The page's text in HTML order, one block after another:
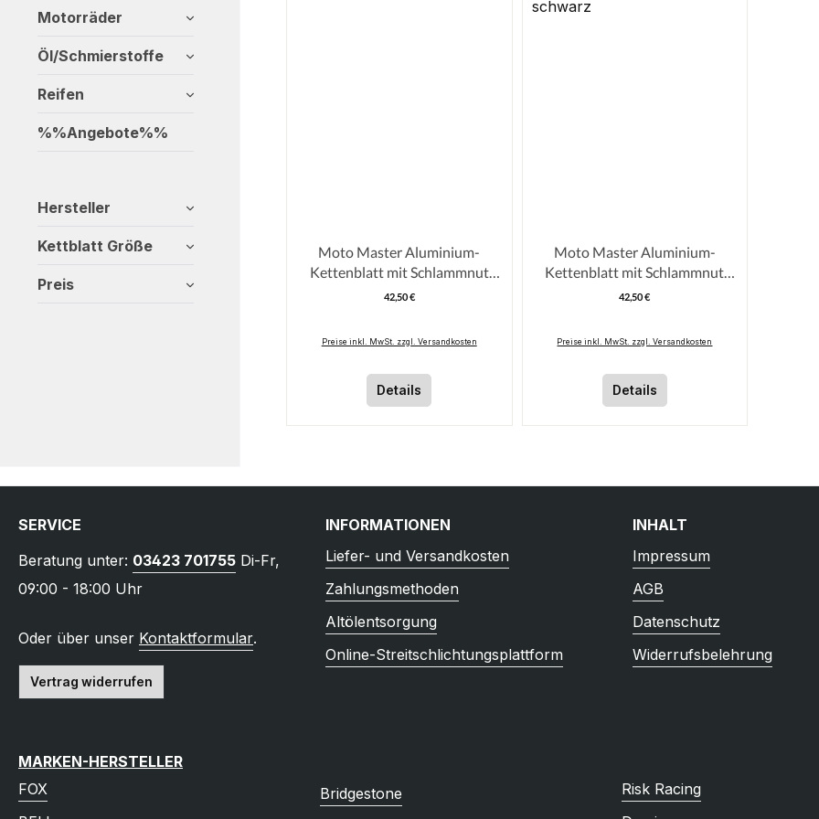
Motorräder
Öl/Schmierstoffe
Reifen
%%Angebote%%
Hersteller
Kettblatt Größe
Preis
Moto Master Aluminium-
Kettenblatt mit Schlammnut
GasGas 21-> 125ccm-> Rot
Regulärer Preis:
42,50 €
Preise inkl. MwSt. zzgl. Versandkosten
Details
Moto Master Aluminium-
Kettenblatt mit Schlammnut
GasGas 125ccm-> 2021->
Regulärer Preis:
42,50 €
Preise inkl. MwSt. zzgl. Versandkosten
Details
SERVICE
Beratung unter: 03423 701755 Di-Fr,
09:00 - 18:00 Uhr
Oder über unser Kontaktformular.
Vertrag widerrufen
INFORMATIONEN
Liefer- und Versandkosten
Zahlungsmethoden
Altölentsorgung
Online-Streitschlichtungsplattform
INHALT
Impressum
AGB
Datenschutz
Widerrufsbelehrung
MARKEN-HERSTELLER
FOX
Bridgestone
Risk Racing